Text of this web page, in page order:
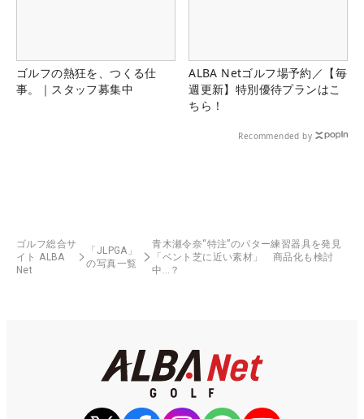
ゴルフの熱狂を、つくる仕
事。｜スタッフ募集中
ALBA Netゴルフ場予約／【毎
週更新】特別優待プランはこ
ちら！
Recommended by
ゴルフ総合サ
イト ALBA
Net
「JLPGA」
の写真一覧
青木瀬令奈“特注”のパター練習器具を発見
「ベント芝に近い素材」 商品化も検討
中…？